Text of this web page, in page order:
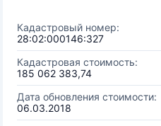
Кадастровый номер:
28:02:000146:327
Кадастровая стоимость:
185 062 383,74
Дата обновления стоимости:
06.03.2018